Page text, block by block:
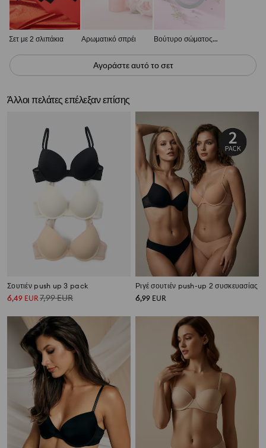
Σετ με 2 σλιπάκια Αρωματικό σπρέι Βούτυρο σώματος Sinsay x Avon
Αγοράστε αυτό το σετ
Άλλοι πελάτες επέλεξαν επίσης
Σουτιέν push up 3 pack
6,49 EUR7,99EUR
Ριγέ σουτιέν push-up 2 συσκευασίας
6,99 EUR